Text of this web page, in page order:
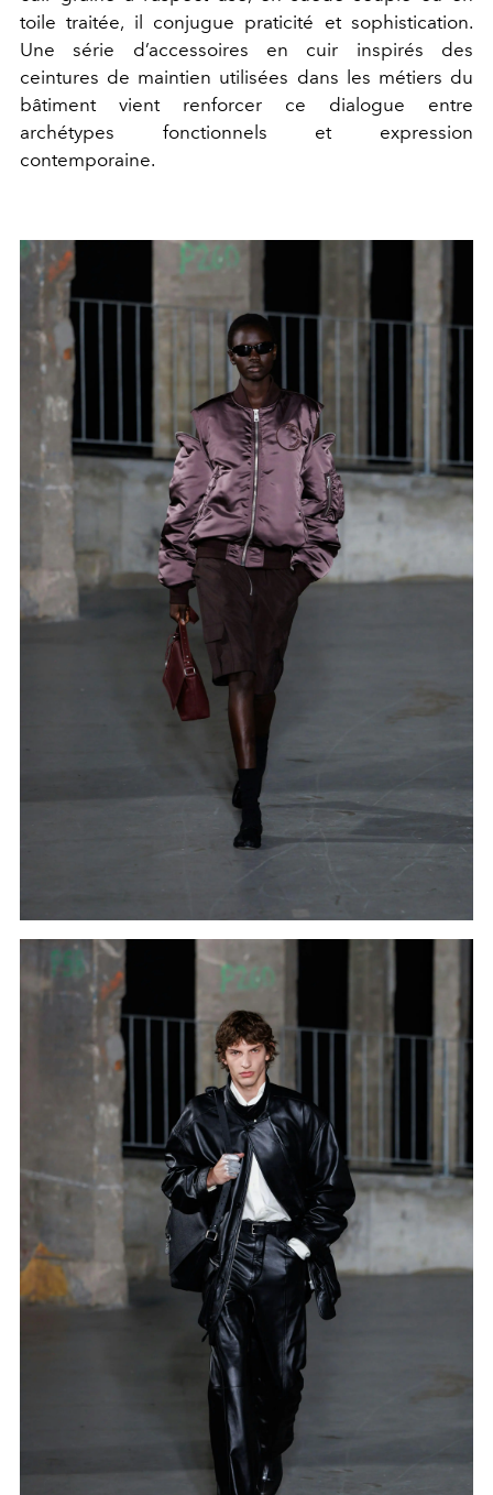
toile traitée, il conjugue praticité et sophistication.
Une série d’accessoires en cuir inspirés des
ceintures de maintien utilisées dans les métiers du
bâtiment vient renforcer ce dialogue entre
archétypes fonctionnels et expression
contemporaine.